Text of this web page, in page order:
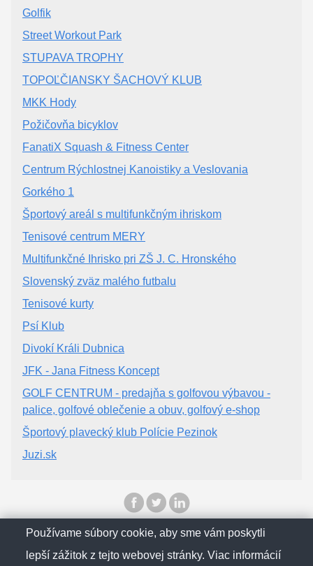
Golfik
Street Workout Park
STUPAVA TROPHY
TOPOĽČIANSKY ŠACHOVÝ KLUB
MKK Hody
Požičovňa bicyklov
FanatiX Squash & Fitness Center
Centrum Rýchlostnej Kanoistiky a Veslovania
Gorkého 1
Športový areál s multifunkčným ihriskom
Tenisové centrum MERY
Multifunkčné Ihrisko pri ZŠ J. C. Hronského
Slovenský zväz malého futbalu
Tenisové kurty
Psí Klub
Divokí Králi Dubnica
JFK - Jana Fitness Koncept
GOLF CENTRUM - predajňa s golfovou výbavou -
palice, golfové oblečenie a obuv, golfový e-shop
Športový plavecký klub Polície Pezinok
Juzi.sk
© SlovenskObcan 2025
Používame súbory cookie, aby sme vám poskytli
lepší zážitok z tejto webovej stránky. Viac informácií